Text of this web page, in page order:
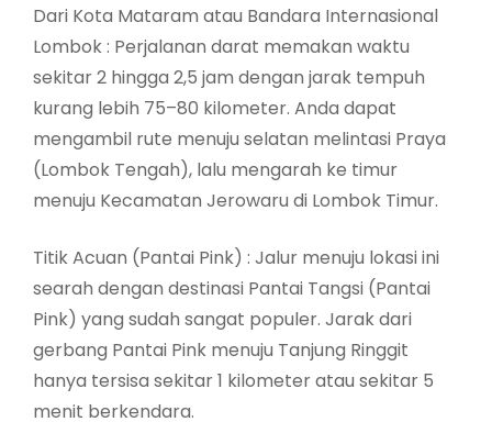
Dari Kota Mataram atau Bandara Internasional
Lombok : Perjalanan darat memakan waktu
sekitar 2 hingga 2,5 jam dengan jarak tempuh
kurang lebih 75–80 kilometer. Anda dapat
mengambil rute menuju selatan melintasi Praya
(Lombok Tengah), lalu mengarah ke timur
menuju Kecamatan Jerowaru di Lombok Timur.
Titik Acuan (Pantai Pink) : Jalur menuju lokasi ini
searah dengan destinasi Pantai Tangsi (Pantai
Pink) yang sudah sangat populer. Jarak dari
gerbang Pantai Pink menuju Tanjung Ringgit
hanya tersisa sekitar 1 kilometer atau sekitar 5
menit berkendara.